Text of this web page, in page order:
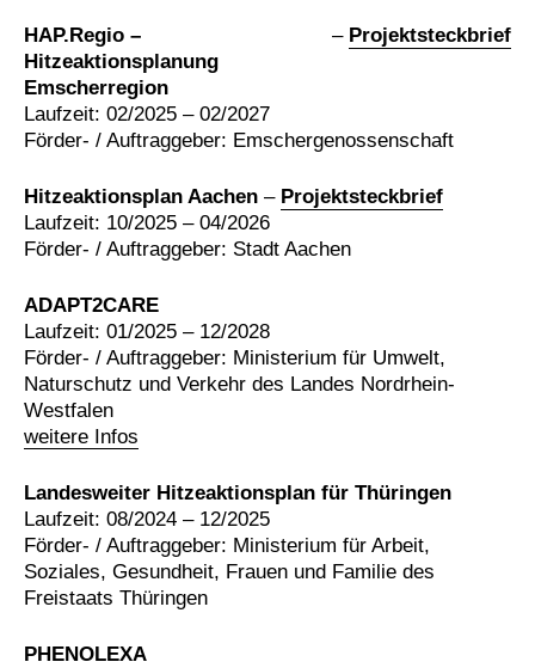
HAP.Regio –
Hitzeaktionsplanung
Emscherregion
– Projektsteckbrief
Laufzeit: 02/2025 – 02/2027
Förder- / Auftraggeber: Emschergenossenschaft
Hitzeaktionsplan Aachen – Projektsteckbrief
Laufzeit: 10/2025 – 04/2026
Förder- / Auftraggeber: Stadt Aachen
ADAPT2CARE
weitere Infos
Laufzeit: 01/2025 – 12/2028
Förder- / Auftraggeber: Ministerium für Umwelt,
Naturschutz und Verkehr des Landes Nordrhein-
Westfalen
Landesweiter Hitzeaktionsplan für Thüringen
Laufzeit: 08/2024 – 12/2025
Förder- / Auftraggeber: Ministerium für Arbeit,
Soziales, Gesundheit, Frauen und Familie des
Freistaats Thüringen
PHENOLEXA